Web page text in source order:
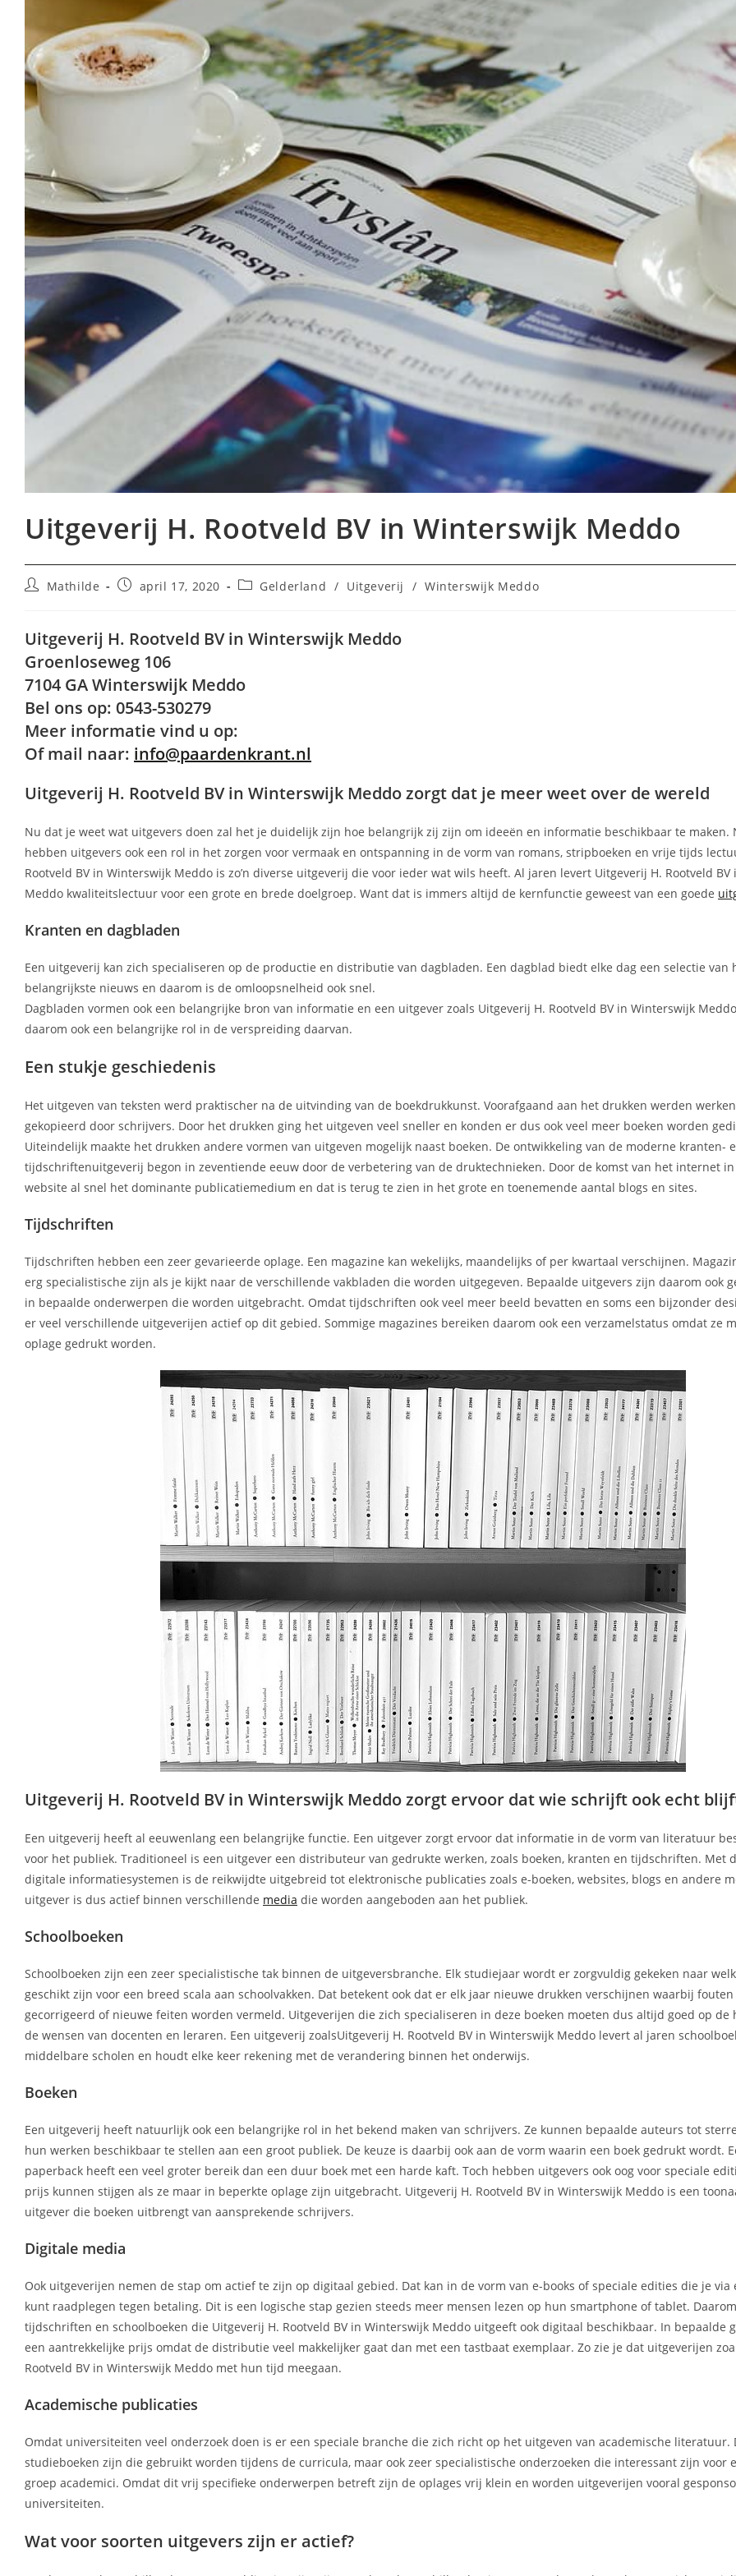
Uitgeverij H. Rootveld BV in Winterswijk Meddo
BerichtMathilde
Berichtapril 17, 2020 Berichtcategorie:
Gelderland / Uitgeverij / Winterswijk Meddo
Uitgeverij H. Rootveld BV in Winterswijk Meddo
Groenloseweg 106
7104 GA Winterswijk Meddo
Bel ons op: 0543-530279
Meer informatie vind u op:
Of mail naar: info@paardenkrant.nl
Uitgeverij H. Rootveld BV in Winterswijk Meddo zorgt dat je meer weet over de wereld
Nu dat je weet wat uitgevers doen zal het je duidelijk zijn hoe belangrijk zij zijn om ideeën en informatie beschikbaar te maken.
hebben uitgevers ook een rol in het zorgen voor vermaak en ontspanning in de vorm van romans, stripboeken en vrije tijds
Rootveld BV in Winterswijk Meddo is zo’n diverse uitgeverij die voor ieder wat wils heeft. Al jaren levert Uitgeverij H. Rootveld
Meddo kwaliteitslectuur voor een grote en brede doelgroep. Want dat is immers altijd de kernfunctie geweest van een goede
Kranten en dagbladen
Een uitgeverij kan zich specialiseren op de productie en distributie van dagbladen. Een dagblad biedt elke dag een selectie van
belangrijkste nieuws en daarom is de omloopsnelheid ook snel.
Dagbladen vormen ook een belangrijke bron van informatie en een uitgever zoals Uitgeverij H. Rootveld BV in Winterswijk
daarom ook een belangrijke rol in de verspreiding daarvan.
Een stukje geschiedenis
Het uitgeven van teksten werd praktischer na de uitvinding van de boekdrukkunst. Voorafgaand aan het drukken werden
gekopieerd door schrijvers. Door het drukken ging het uitgeven veel sneller en konden er dus ook veel meer boeken worden
Uiteindelijk maakte het drukken andere vormen van uitgeven mogelijk naast boeken. De ontwikkeling van de moderne kranten-
tijdschriftenuitgeverij begon in zeventiende eeuw door de verbetering van de druktechnieken. Door de komst van het internet in
website al snel het dominante publicatiemedium en dat is terug te zien in het grote en toenemende aantal blogs en sites.
Tijdschriften
Tijdschriften hebben een zeer gevarieerde oplage. Een magazine kan wekelijks, maandelijks of per kwartaal verschijnen.
erg specialistische zijn als je kijkt naar de verschillende vakbladen die worden uitgegeven. Bepaalde uitgevers zijn daarom ook
in bepaalde onderwerpen die worden uitgebracht. Omdat tijdschriften ook veel meer beeld bevatten en soms een bijzonder
er veel verschillende uitgeverijen actief op dit gebied. Sommige magazines bereiken daarom ook een verzamelstatus omdat ze
oplage gedrukt worden.
Uitgeverij H. Rootveld BV in Winterswijk Meddo zorgt ervoor dat wie schrijft ook echt
Een uitgeverij heeft al eeuwenlang een belangrijke functie. Een uitgever zorgt ervoor dat informatie in de vorm van literatuur
voor het publiek. Traditioneel is een uitgever een distributeur van gedrukte werken, zoals boeken, kranten en tijdschriften. Met
digitale informatiesystemen is de reikwijdte uitgebreid tot elektronische publicaties zoals e-boeken, websites, blogs en andere
uitgever is dus actief binnen verschillende media die worden aangeboden aan het publiek.
Schoolboeken
Schoolboeken zijn een zeer specialistische tak binnen de uitgeversbranche. Elk studiejaar wordt er zorgvuldig gekeken naar
geschikt zijn voor een breed scala aan schoolvakken. Dat betekent ook dat er elk jaar nieuwe drukken verschijnen waarbij
gecorrigeerd of nieuwe feiten worden vermeld. Uitgeverijen die zich specialiseren in deze boeken moeten dus altijd goed op de
de wensen van docenten en leraren. Een uitgeverij zoalsUitgeverij H. Rootveld BV in Winterswijk Meddo levert al jaren
middelbare scholen en houdt elke keer rekening met de verandering binnen het onderwijs.
Boeken
Een uitgeverij heeft natuurlijk ook een belangrijke rol in het bekend maken van schrijvers. Ze kunnen bepaalde auteurs tot
hun werken beschikbaar te stellen aan een groot publiek. De keuze is daarbij ook aan de vorm waarin een boek gedrukt wordt.
paperback heeft een veel groter bereik dan een duur boek met een harde kaft. Toch hebben uitgevers ook oog voor speciale
prijs kunnen stijgen als ze maar in beperkte oplage zijn uitgebracht. Uitgeverij H. Rootveld BV in Winterswijk Meddo is een
uitgever die boeken uitbrengt van aansprekende schrijvers.
Digitale media
Ook uitgeverijen nemen de stap om actief te zijn op digitaal gebied. Dat kan in de vorm van e-books of speciale edities die je via
kunt raadplegen tegen betaling. Dit is een logische stap gezien steeds meer mensen lezen op hun smartphone of tablet.
tijdschriften en schoolboeken die Uitgeverij H. Rootveld BV in Winterswijk Meddo uitgeeft ook digitaal beschikbaar. In bepaalde
een aantrekkelijke prijs omdat de distributie veel makkelijker gaat dan met een tastbaat exemplaar. Zo zie je dat uitgeverijen
Rootveld BV in Winterswijk Meddo met hun tijd meegaan.
Academische publicaties
Omdat universiteiten veel onderzoek doen is er een speciale branche die zich richt op het uitgeven van academische literatuur.
studieboeken zijn die gebruikt worden tijdens de curricula, maar ook zeer specialistische onderzoeken die interessant zijn voor
groep academici. Omdat dit vrij specifieke onderwerpen betreft zijn de oplages vrij klein en worden uitgeverijen vooral
universiteiten.
Wat voor soorten uitgevers zijn er actief?